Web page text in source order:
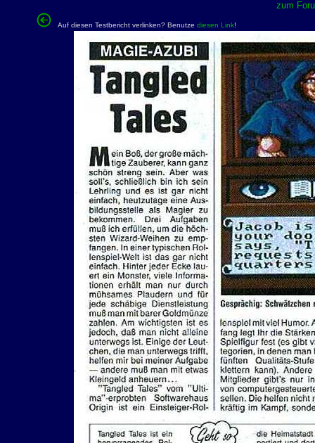
zum
Auf diesen Testbericht verlinken? Benutze diesen Link!